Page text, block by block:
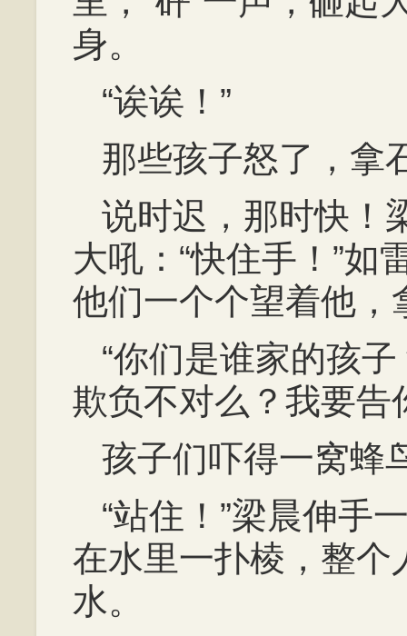
身。
“诶诶！”
那些孩子怒了，拿
说时迟，那时快！
大吼：“快住手！”如
他们一个个望着他，
“你们是谁家的孩
欺负不对么？我要告
孩子们吓得一窝蜂
“站住！”梁晨伸手
在水里一扑棱，整个
水。